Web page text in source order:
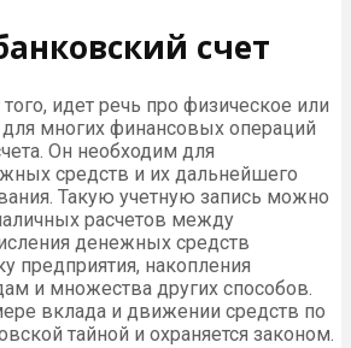
счет
идет речь про физическое или
многих финансовых операций
Он необходим для
средств и их дальнейшего
Такую учетную запись можно
расчетов между
денежных средств
предприятия, накопления
и множества других способов.
вклада и движении средств по
тайной и охраняется законом.